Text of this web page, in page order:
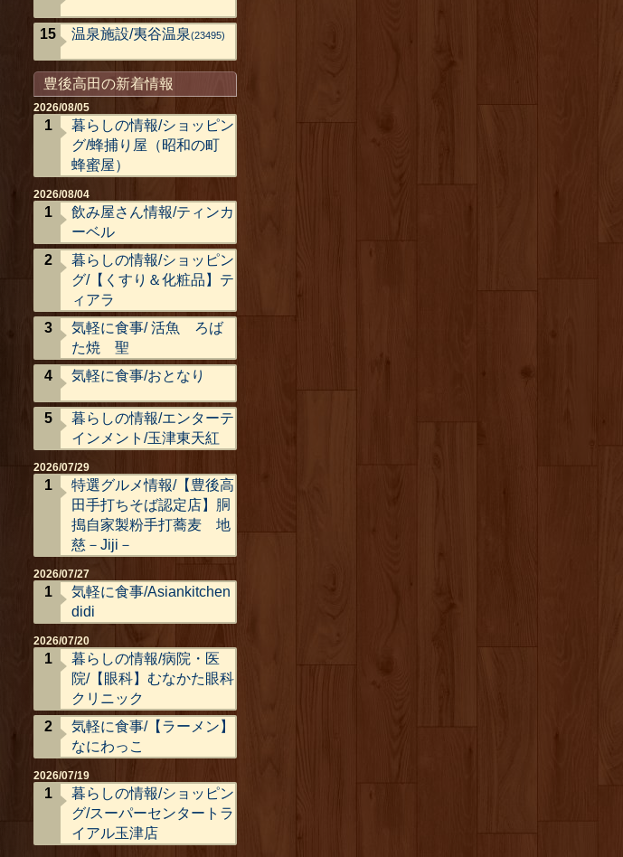
温泉施設/夷谷温泉(23495)
豊後高田の新着情報
2026/08/05
暮らしの情報/ショッピン
グ/蜂捕り屋（昭和の町
蜂蜜屋）
2026/08/04
飲み屋さん情報/ティンカ
ーベル
暮らしの情報/ショッピン
グ/【くすり＆化粧品】テ
ィアラ
気軽に食事/ 活魚 ろば
た焼 聖
気軽に食事/おとなり
暮らしの情報/エンターテ
インメント/玉津東天紅
2026/07/29
特選グルメ情報/【豊後高
田手打ちそば認定店】胴
搗自家製粉手打蕎麦 地
慈－Jiji－
2026/07/27
気軽に食事/Asiankitchen
didi
2026/07/20
暮らしの情報/病院・医
院/【眼科】むなかた眼科
クリニック
気軽に食事/【ラーメン】
なにわっこ
2026/07/19
暮らしの情報/ショッピン
グ/スーパーセンタートラ
イアル玉津店